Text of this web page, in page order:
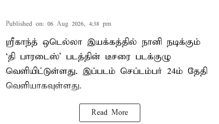
Published on: 06 Aug 2026, 4:38 pm
ஸ்ரீகாந்த் ஒடெல்லா இயக்கத்தில் நானி நடிக்கும்
‘தி பாரடைஸ்’ படத்தின் டீசரை படக்குழு
வெளியிட்டுள்ளது. இப்படம் செப்டம்பர் 24ம் தேதி
வெளியாகவுள்ளது.
Read More